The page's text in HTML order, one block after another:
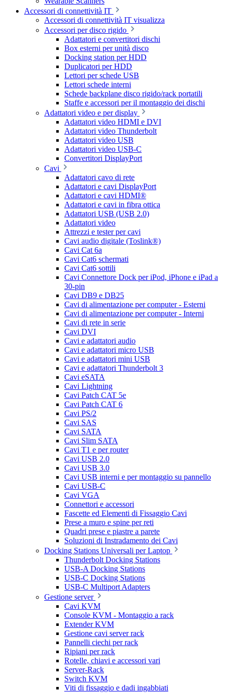
Accessori di connettività IT
Accessori di connettività IT visualizza
Accessori per disco rigido
Adattatori e convertitori dischi
Box esterni per unità disco
Docking station per HDD
Duplicatori per HDD
Lettori per schede USB
Lettori schede interni
Schede backplane disco rigido/rack portatili
Staffe e accessori per il montaggio dei dischi
Adattatori video e per display
Adattatori video HDMI e DVI
Adattatori video Thunderbolt
Adattatori video USB
Adattatori video USB-C
Convertitori DisplayPort
Cavi
Adattatori cavo di rete
Adattatori e cavi DisplayPort
Adattatori e cavi HDMI®
Adattatori e cavi in fibra ottica
Adattatori USB (USB 2.0)
Adattatori video
Attrezzi e tester per cavi
Cavi audio digitale (Toslink®)
Cavi Cat 6a
Cavi Cat6 schermati
Cavi Cat6 sottili
Cavi Connettore Dock per iPod, iPhone e iPad a
30-pin
Cavi DB9 e DB25
Cavi di alimentazione per computer - Esterni
Cavi di alimentazione per computer - Interni
Cavi di rete in serie
Cavi DVI
Cavi e adattatori audio
Cavi e adattatori micro USB
Cavi e adattatori mini USB
Cavi e adattatori Thunderbolt 3
Cavi eSATA
Cavi Lightning
Cavi Patch CAT 5e
Cavi Patch CAT 6
Cavi PS/2
Cavi SAS
Cavi SATA
Cavi Slim SATA
Cavi T1 e per router
Cavi USB 2.0
Cavi USB 3.0
Cavi USB interni e per montaggio su pannello
Cavi USB-C
Cavi VGA
Connettori e accessori
Fascette ed Elementi di Fissaggio Cavi
Prese a muro e spine per reti
Quadri prese e piastre a parete
Soluzioni di Instradamento dei Cavi
Docking Stations Universali per Laptop
Thunderbolt Docking Stations
USB-A Docking Stations
USB-C Docking Stations
USB-C Multiport Adapters
Gestione server
Cavi KVM
Console KVM - Montaggio a rack
Extender KVM
Gestione cavi server rack
Pannelli ciechi per rack
Ripiani per rack
Rotelle, chiavi e accessori vari
Server-Rack
Switch KVM
Viti di fissaggio e dadi ingabbiati